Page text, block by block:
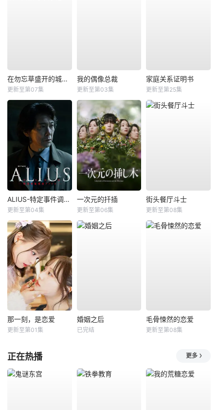
在勿忘草盛开的城镇～安昙野诊疗记～
更新至第07集
我的偶像总裁
更新至第03集
家庭关系证明书
更新至第25集
ALIUS-特定事件调查档案-
更新至第04集
一次元的扦插
更新至第06集
街头餐厅斗士
更新至第08集
那一刻，是恋爱
更新至第01集
婚姻之后
已完结
毛骨悚然的恋爱
更新至第08集
正在热播 更多